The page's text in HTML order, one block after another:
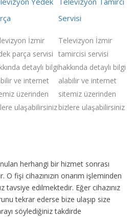
İzmir
parça servisi
detaylı bilgi
ve internet
üzerinden
ulaşabilirsiniz
Servisi
Televizyon İzmir
tamircisi servisi
hakkında detaylı bilgi
alabilir ve internet
sitemiz üzerinden
bizlere ulaşabilirsiniz
herhangi bir hizmet sonrası
fişi cihazınızın onarım işleminden
tavsiye edilmektedir. Eğer cihazınız
tekrar ederse bize ulaşıp size
söylediğiniz takdirde